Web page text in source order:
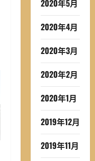
2020年5月
2020年4月
2020年3月
2020年2月
2020年1月
2019年12月
2019年11月